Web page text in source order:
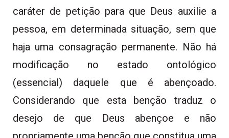
caráter de petição para que Deus auxilie a
pessoa, em determinada situação, sem que
haja uma consagração permanente. Não há
modificação no estado ontológico
(essencial) daquele que é abençoado.
Considerando que esta benção traduz o
desejo de que Deus abençoe e não